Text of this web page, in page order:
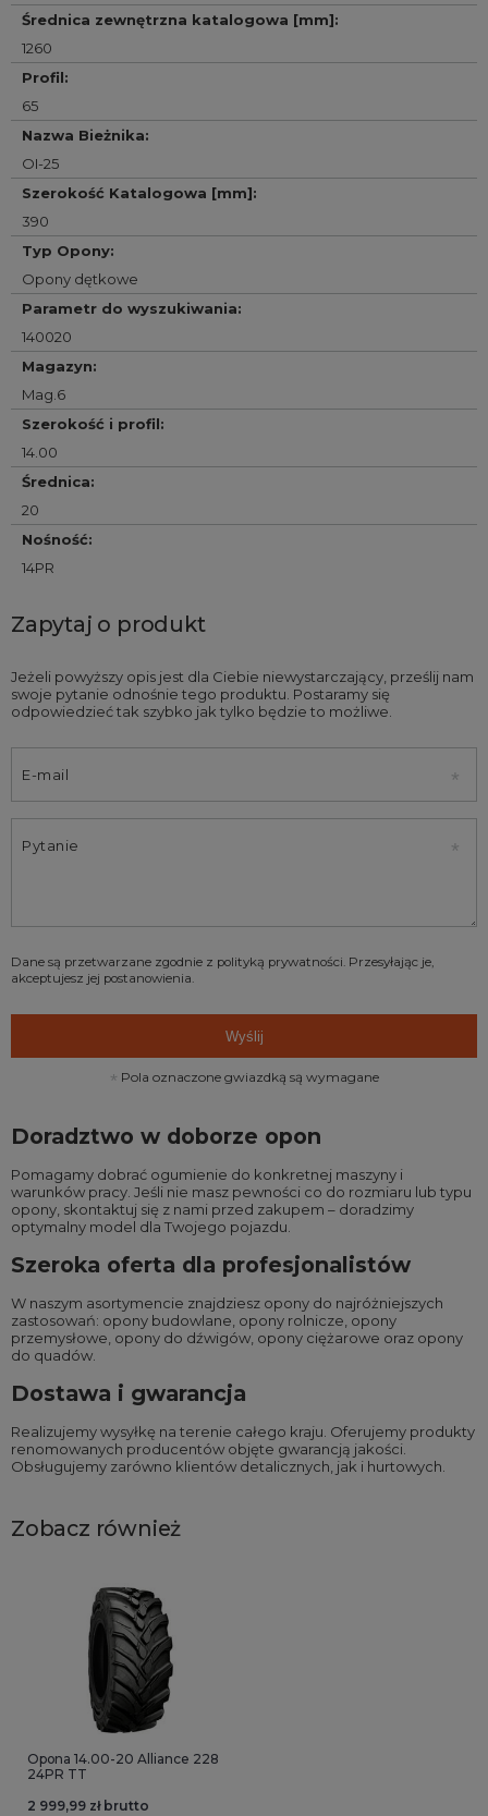
Średnica zewnętrzna katalogowa [mm]:
1260
Profil:
65
Nazwa Bieżnika:
OI-25
Szerokość Katalogowa [mm]:
390
Typ Opony:
Opony dętkowe
Parametr do wyszukiwania:
140020
Magazyn:
Mag.6
Szerokość i profil:
14.00
Średnica:
20
Nośność:
14PR
Zapytaj o produkt
Jeżeli powyższy opis jest dla Ciebie niewystarczający, prześlij nam
swoje pytanie odnośnie tego produktu. Postaramy się
odpowiedzieć tak szybko jak tylko będzie to możliwe.
E-mail
Pytanie
Dane są przetwarzane zgodnie z polityką prywatności. Przesyłając je,
akceptujesz jej postanowienia.
Wyślij
Pola oznaczone gwiazdką są wymagane
Doradztwo w doborze opon
Pomagamy dobrać ogumienie do konkretnej maszyny i
warunków pracy. Jeśli nie masz pewności co do rozmiaru lub typu
opony, skontaktuj się z nami przed zakupem – doradzimy
optymalny model dla Twojego pojazdu.
Szeroka oferta dla profesjonalistów
W naszym asortymencie znajdziesz opony do najróżniejszych
zastosowań: opony budowlane opony rolnicze opony
przemysłowe opony do dźwigów opony ciężarowe oraz opony
do quadów
Dostawa i gwarancja
Realizujemy wysyłkę na terenie całego kraju. Oferujemy produkty
renomowanych producentów objęte gwarancją jakości.
Obsługujemy zarówno klientów detalicznych, jak i hurtowych.
Zobacz również
Opona 14.00-20 Alliance 228
24PR TT
2 999,99 zł brutto